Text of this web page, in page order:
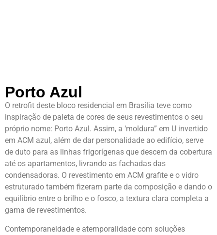
Porto Azul
O retrofit deste bloco residencial em Brasília teve como
inspiração de paleta de cores de seus revestimentos o seu
próprio nome: Porto Azul. Assim, a ‘moldura” em U invertido
em ACM azul, além de dar personalidade ao edifício, serve
de duto para as linhas frigorígenas que descem da cobertura
até os apartamentos, livrando as fachadas das
condensadoras. O revestimento em ACM grafite e o vidro
estruturado também fizeram parte da composição e dando o
equilíbrio entre o brilho e o fosco, a textura clara completa a
gama de revestimentos.
Contemporaneidade e atemporalidade com soluções